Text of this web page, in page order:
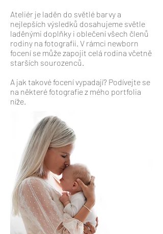
Ateliér je laděn do světlé barvy a
nejlepších výsledků dosahujeme světle
laděnými doplňky i oblečení všech členů
rodiny na fotografii. V rámci newborn
focení se může zapojit celá rodina včetně
starších sourozenců.
A jak takové focení vypadají? Podívejte se
na některé fotografie z mého portfolia
níže.